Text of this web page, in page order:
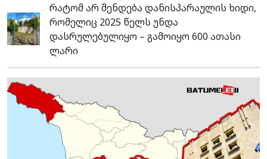
რატომ არ შენდება დანისპარაულის ხიდი,
რომელიც 2025 წელს უნდა
დასრულებულიყო – გამოიყო 600 ათასი
ლარი